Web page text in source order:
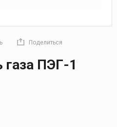
Поделиться
прямую ссылку
газа ПЭГ-1